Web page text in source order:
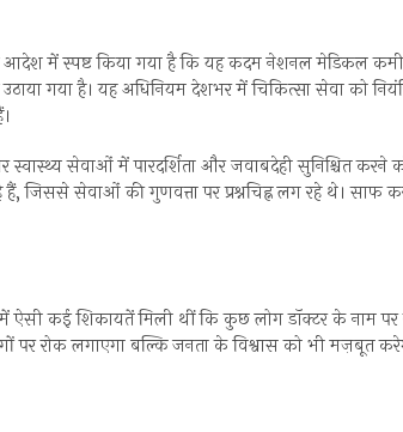
आदेश में स्पष्ट किया गया है कि यह कदम नेशनल मेडिकल
गया है। यह अधिनियम देशभर में चिकित्सा सेवा को
सेवाओं में पारदर्शिता और जवाबदेही सुनिश्चित करने
जिससे सेवाओं की गुणवत्ता पर प्रश्नचिह्न लग रहे थे। साफ
ऐसी कई शिकायतें मिली थीं कि कुछ लोग डॉक्टर के नाम
पर रोक लगाएगा बल्कि जनता के विश्वास को भी मज़बूत